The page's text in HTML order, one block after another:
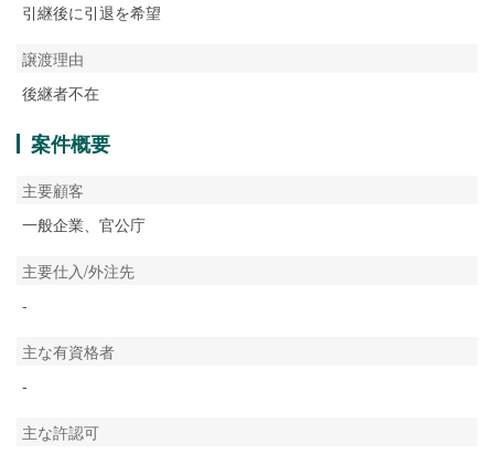
引継後に引退を希望
譲渡理由
後継者不在
案件概要
主要顧客
一般企業、官公庁
主要仕入/外注先
-
主な有資格者
-
主な許認可